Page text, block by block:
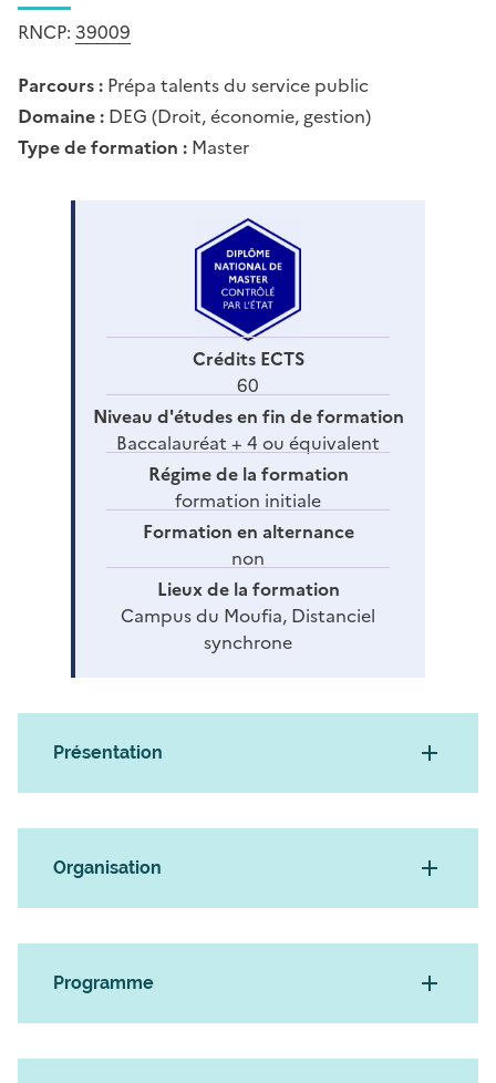
RNCP: 39009
Parcours : Prépa talents du service public
Domaine : DEG (Droit, économie, gestion)
Type de formation : Master
Crédits ECTS
60
Niveau d'études en fin de formation
Baccalauréat + 4 ou équivalent
Régime de la formation
formation initiale
Formation en alternance
non
Lieux de la formation
Campus du Moufia, Distanciel
synchrone
Présentation
Organisation
Programme